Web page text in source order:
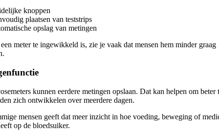
knoppen
plaatsen van teststrips
opslag van metingen
meter te ingewikkeld is, zie je vaak dat mensen hem minder graag
kunnen eerdere metingen opslaan. Dat kan helpen om beter
zich ontwikkelen over meerdere dagen.
mensen geeft dat meer inzicht in hoe voeding, beweging of
op de bloedsuiker.